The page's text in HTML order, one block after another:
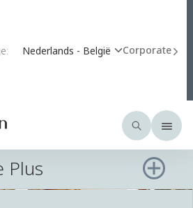
Nederlands - België Corporate
Plus